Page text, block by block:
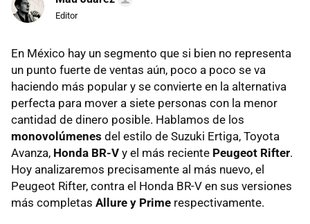
Editor
En México hay un segmento que si bien no representa
un punto fuerte de ventas aún, poco a poco se va
haciendo más popular y se convierte en la alternativa
perfecta para mover a siete personas con la menor
cantidad de dinero posible. Hablamos de los
monovolúmenes del estilo de Suzuki Ertiga, Toyota
Avanza, Honda BR-V y el más reciente Peugeot Rifter.
Hoy analizaremos precisamente al más nuevo, el
Peugeot Rifter, contra el Honda BR-V en sus versiones
más completas Allure y Prime respectivamente.